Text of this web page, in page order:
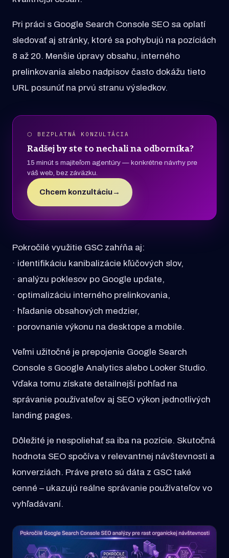
Pri práci s Google Search Console SEO sa oplatí
sledovať aj stránky, ktoré sa pohybujú na pozíciách
8 až 20. Menšie úpravy obsahu, interného
prelinkovania alebo nadpisov často dokážu tieto
URL posunúť na prvú stranu výsledkov.
⬡ BEZPLATNÁ KONZULTÁCIA
Radšej by ste to nechali na odborníka?
15 minút s majiteľom agentúry — konkrétne návrhy pre
váš web, bez záväzku.
Chcem konzultáciu→
Pokročilé využitie GSC zahŕňa aj:
· identifikáciu kanibalizácie kľúčových slov,
· analýzu poklesov po Google update,
· optimalizáciu interného prelinkovania,
· hľadanie obsahových medzier,
· porovnanie výkonu na desktope a mobile.
Veľmi užitočné je prepojenie Google Search
Console s Google Analytics alebo Looker Studio.
Vďaka tomu získate detailnejší pohľad na
správanie používateľov aj SEO výkon jednotlivých
landing pages.
Dôležité je nespoliehať sa iba na pozície. Skutočná
hodnota SEO spočíva v relevantnej návštevnosti a
konverziách. Práve preto sú dáta z GSC také
cenné – ukazujú reálne správanie používateľov vo
vyhľadávaní.